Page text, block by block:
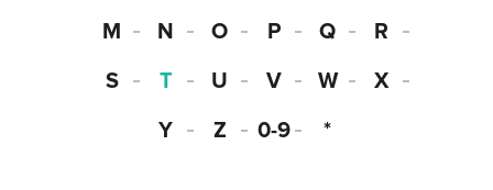
M
N O P Q
R
S
T U V W
X
Y
Z 0-9 *